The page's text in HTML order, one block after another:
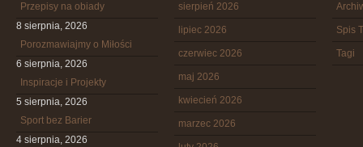
Przepisy na obiady
8 sierpnia, 2026
Porozmawiajmy o Miłości
6 sierpnia, 2026
Inspiracje i Projekty
5 sierpnia, 2026
Sport bez Barier
4 sierpnia, 2026
sierpień 2026
lipiec 2026
czerwiec 2026
maj 2026
kwiecień 2026
marzec 2026
Spis
Tagi